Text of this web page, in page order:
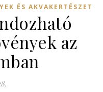
ÉS AKVAKERTÉSZET
az